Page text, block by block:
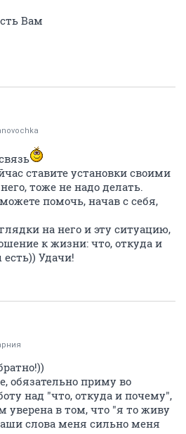
Вам
ставите установки своими
тоже не надо делать.
помочь, начав с себя,
на него и эту ситуацию,
к жизни: что, откуда и
Удачи!
обязательно приму во
над "что, откуда и почему",
уверена в том, что "я то живу
слова меня сильно меня